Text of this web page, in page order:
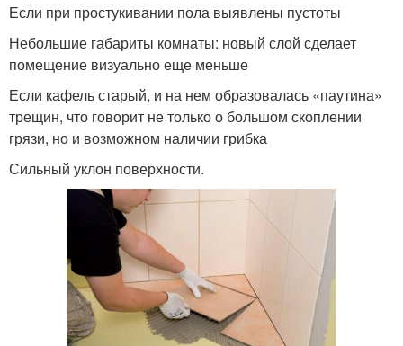
Если при простукивании пола выявлены пустоты
Небольшие габариты комнаты: новый слой сделает
помещение визуально еще меньше
Если кафель старый, и на нем образовалась «паутина»
трещин, что говорит не только о большом скоплении
грязи, но и возможном наличии грибка
Сильный уклон поверхности.